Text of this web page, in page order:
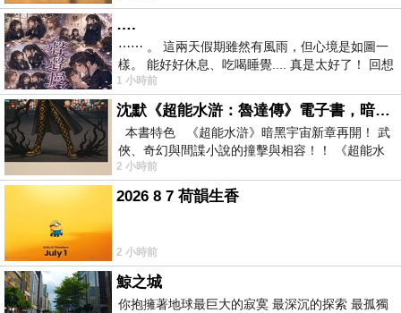
….
⋯⋯ 。 這兩天假期雖然有風雨，但心境是如圖一
樣。 能好好休息、吃喝睡覺.... 真是太好了！ 回想
起來，以前根本就很難有這
1 小時前
沈默《超能水滸：魯達傳》電子書，暗黑宇宙新章，一一五年八月璀璨上架！
本書特色 《超能水滸》暗黑宇宙新章再開！ 武
俠、奇幻與間諜小說的撞擊與相容！！ 《超能水
滸》系列第四部
2 小時前
2026 8 7 荷韻生香
2 小時前
鯨之城
你抱擁著地球最巨大的寂寞 最深沉的探索 最孤獨